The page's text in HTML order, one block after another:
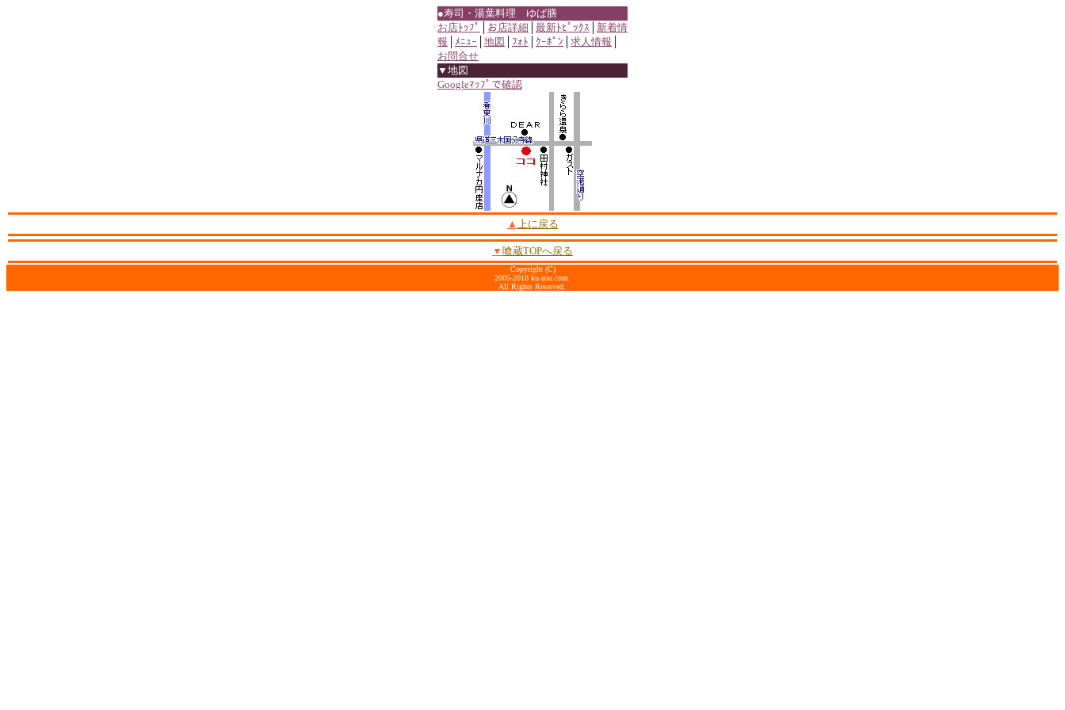
●寿司・湯葉料理 ゆば膳
お店ﾄｯﾌﾟ
お店詳細 最新ﾄﾋﾟｯｸｽ
新着情
報
ﾒﾆｭｰ 地図 ﾌｫﾄ ｸｰﾎﾟﾝ 求人情報
お問合せ
▼地図
Googleﾏｯﾌﾟで確認
▲ 上に戻る
▼ 喰蔵TOPへ戻る
Copyright (C)
2005-2018 ku-zou.com.
All Rights Reserved.